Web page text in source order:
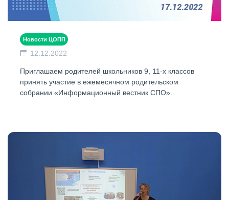
Новости ЦОПП
12.12.2022
Приглашаем родителей школьников 9, 11-х классов
принять участие в ежемесячном родительском
собрании «Информационный вестник СПО».